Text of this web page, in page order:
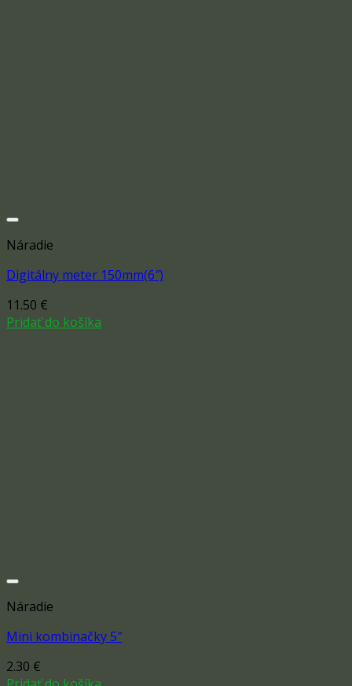
Náradie
Digitálny meter 150mm(6″)
11.50 €
Pridať do košíka
Náradie
Mini kombinačky 5″
2.30 €